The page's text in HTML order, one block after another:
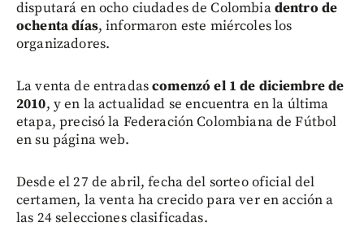
disputará en ocho ciudades de Colombiadentro de
ochenta días, informaron este miércoles los
organizadores.
La venta de entradascomenzó el 1 de diciembre de
2010, y en la actualidad se encuentra en la última
etapa, precisó la Federación Colombiana de Fútbol
en su página web.
Desde el 27 de abril, fecha del sorteo oficial del
certamen, la venta ha crecido para ver en acción a
las 24 selecciones clasificadas.